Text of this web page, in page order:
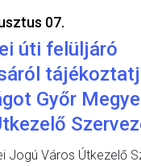
07.
úti felüljáró
Győr
Jogú Város Útkezelő